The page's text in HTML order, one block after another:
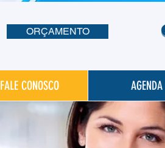
ORÇAMENTO
FALE CONOSCO AGENDA